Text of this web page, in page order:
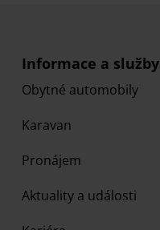
Informace a služby
Obytné automobily
Karavan
Pronájem
Aktuality a události